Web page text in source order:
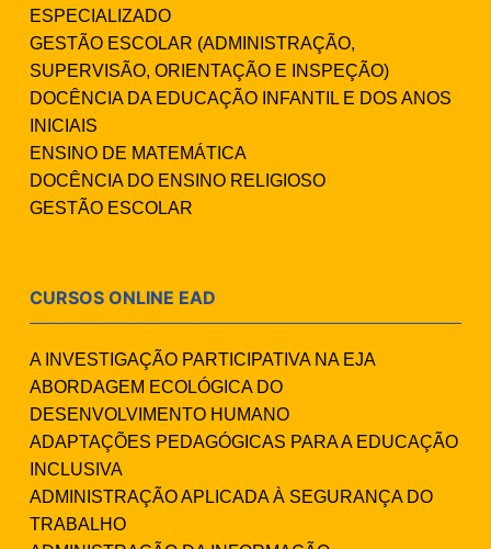
ESPECIALIZADO
GESTÃO ESCOLAR (ADMINISTRAÇÃO,
SUPERVISÃO, ORIENTAÇÃO E INSPEÇÃO)
DOCÊNCIA DA EDUCAÇÃO INFANTIL E DOS ANOS
INICIAIS
ENSINO DE MATEMÁTICA
DOCÊNCIA DO ENSINO RELIGIOSO
GESTÃO ESCOLAR
CURSOS ONLINE EAD
A INVESTIGAÇÃO PARTICIPATIVA NA EJA
ABORDAGEM ECOLÓGICA DO
DESENVOLVIMENTO HUMANO
ADAPTAÇÕES PEDAGÓGICAS PARA A EDUCAÇÃO
INCLUSIVA
ADMINISTRAÇÃO APLICADA À SEGURANÇA DO
TRABALHO